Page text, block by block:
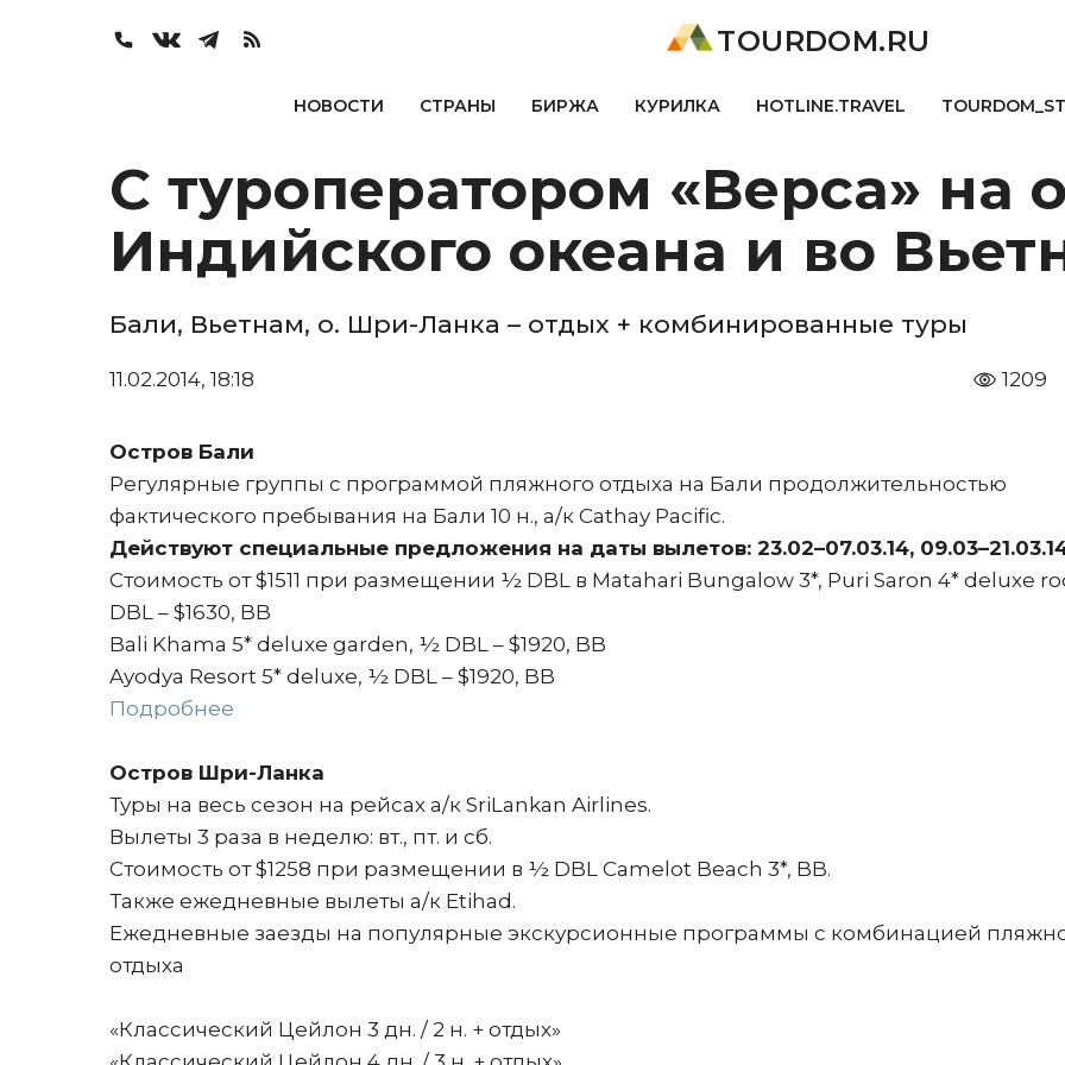
TOURDOM.RU
НОВОСТИ СТРАНЫ БИРЖА КУРИЛКА HOTLINE.TRAVEL
C туроператором «Верса» на
Индийского океана и во
Бали, Вьетнам, о. Шри-Ланка – отдых + комбинированные туры
11.02.2014, 18:18 1209
Остров Бали
Регулярные группы с программой пляжного отдыха на Бали продолжительностью
фактического пребывания на Бали 10 н., а/к Cathay Pacific.
Действуют специальные предложения на даты вылетов: 23.02–07.03.14,
Стоимость от $1511 при размещении ½ DBL в Matahari Bungalow 3*, Puri Saron 4* deluxe
DBL – $1630, BB
Bali Khama 5* deluxe garden, ½ DBL – $1920, BB
Ayodya Resort 5* deluxe, ½ DBL – $1920, BB
Подробнее
Остров Шри-Ланка
Туры на весь сезон на рейсах а/к SriLankan Airlines.
Вылеты 3 раза в неделю: вт., пт. и сб.
Стоимость от $1258 при размещении в ½ DBL Camelot Beach 3*, BB.
Также ежедневные вылеты а/к Etihad.
Ежедневные заезды на популярные экскурсионные программы с комбинацией
отдыха
«Классический Цейлон 3 дн. / 2 н. + отдых»